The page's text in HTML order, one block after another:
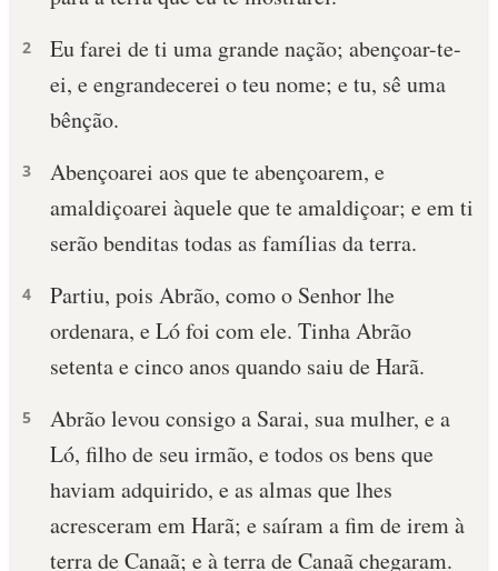
2
Eu farei de ti uma grande nação; abençoar-te-
ei, e engrandecerei o teu nome; e tu, sê uma
bênção.
3
Abençoarei aos que te abençoarem, e
amaldiçoarei àquele que te amaldiçoar; e em ti
serão benditas todas as famílias da terra.
4
Partiu, pois Abrão, como o Senhor lhe
ordenara, e Ló foi com ele. Tinha Abrão
setenta e cinco anos quando saiu de Harã.
5
Abrão levou consigo a Sarai, sua mulher, e a
Ló, filho de seu irmão, e todos os bens que
haviam adquirido, e as almas que lhes
acresceram em Harã; e saíram a fim de irem à
terra de Canaã; e à terra de Canaã chegaram.